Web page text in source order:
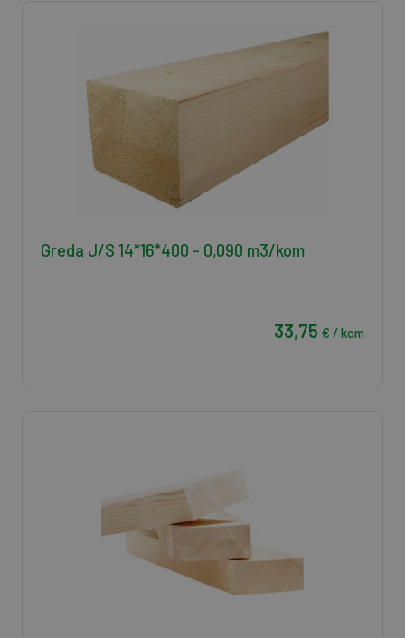
Greda J/S 14*16*400 - 0,090 m3/kom
33,75 € / kom